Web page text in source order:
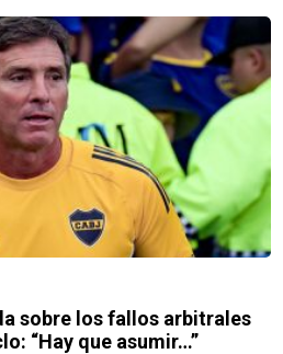
sobre los fallos arbitrales
“Hay que asumir…”